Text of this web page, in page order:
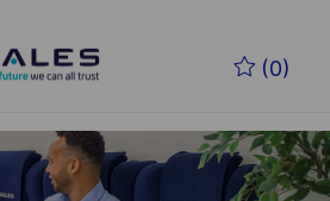
(0)